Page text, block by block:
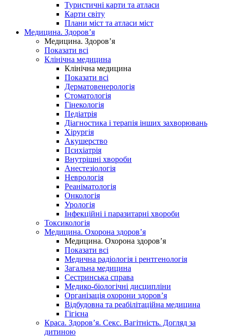
Туристичні карти та атласи
Карти світу
Плани міст та атласи міст
Медицина. Здоров’я
Медицина. Здоров’я
Показати всі
Клінічна медицина
Клінічна медицина
Показати всі
Дерматовенерологія
Стоматологія
Гінекологія
Педіатрія
Діагностика і терапія інших захворювань
Хірургія
Акушерство
Психіатрія
Внутрішні хвороби
Анестезіологія
Неврологія
Реаніматологія
Онкологія
Урологія
Інфекційні і паразитарні хвороби
Токсикологія
Медицина. Охорона здоров’я
Медицина. Охорона здоров’я
Показати всі
Медична радіологія і рентгенологія
Загальна медицина
Сестринська справа
Медико-біологічні дисципліни
Організація охорони здоров’я
Відбудовна та реабілітаційна медицина
Гігієна
Краса. Здоров’я. Секс. Вагітність. Догляд за
дитиною